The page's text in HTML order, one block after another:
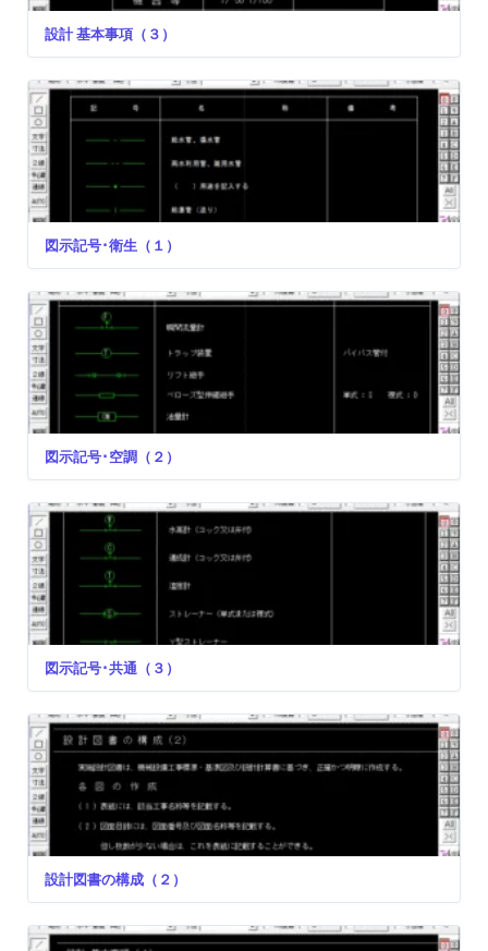
設計 基本事項（３）
図示記号･衛生（１）
図示記号･空調（２）
図示記号･共通（３）
設計図書の構成（２）